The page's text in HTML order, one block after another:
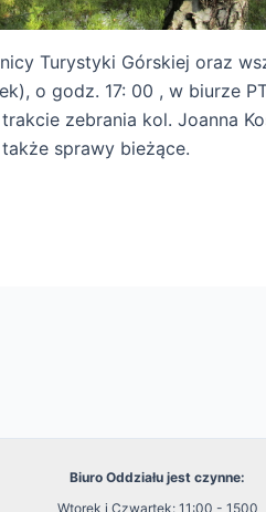
Turystyki Górskiej oraz
o godz. 17: 00 , w biurze
zebrania kol. Joanna
sprawy bieżące.
Biuro Oddziału jest czynne:
Wtorek i Czwartek: 11:00 - 1500